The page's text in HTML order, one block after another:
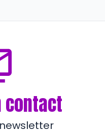
contact